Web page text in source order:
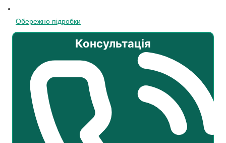
Обережно підробки
Консультація